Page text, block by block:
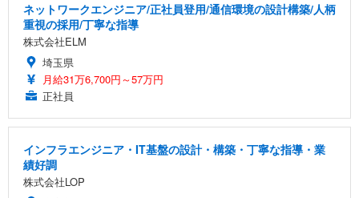
ネットワークエンジニア/正社員登用/通信環境の設計構築/人柄
重視の採用/丁寧な指導
株式会社ELM
埼玉県
月給31万6,700円～57万円
正社員
インフラエンジニア・IT基盤の設計・構築・丁寧な指導・業
績好調
株式会社LOP